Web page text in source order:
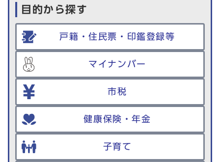
目的から探す
戸籍・住民票・印鑑登録等
マイナンバー
市税
健康保険・年金
子育て